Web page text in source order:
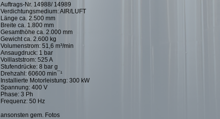
Auftrags-Nr. 14988/ 14989
Verdichtungsmedium: AIR/LUFT
Länge ca. 2.500 mm
Breite ca. 1.800 mm
Gesamthöhe ca. 2.000 mm
Gewicht ca. 2.600 kg
Volumenstrom: 51,6 m³/min
Ansaugdruck: 1 bar
Volllaststrom: 525 A
Stufendrücke: 8 bar g
Drehzahl: 60600 min¯¹
Installierte Motorleistung: 300 kW
Spannung: 400 V
Phase: 3 Ph
Frequenz: 50 Hz
ansonsten gem. Fotos